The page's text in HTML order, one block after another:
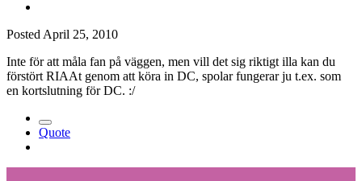
Posted April 25, 2010
Inte för att måla fan på väggen, men vill det sig riktigt illa kan du
förstört RIAAt genom att köra in DC, spolar fungerar ju t.ex. som
en kortslutning för DC. :/
Quote